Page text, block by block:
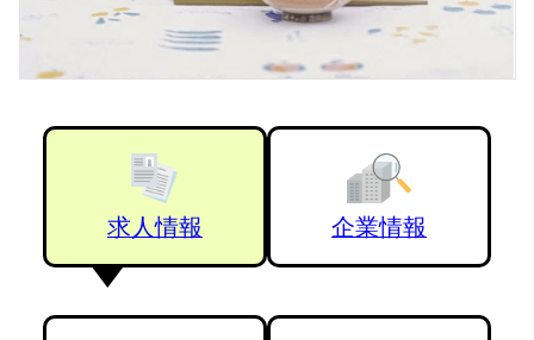
求人情報 企業情報